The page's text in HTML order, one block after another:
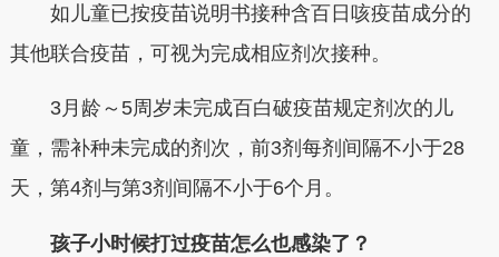
如儿童已按疫苗说明书接种含百日咳疫苗成分的
其他联合疫苗，可视为完成相应剂次接种。
3月龄～5周岁未完成百白破疫苗规定剂次的儿
童，需补种未完成的剂次，前3剂每剂间隔不小于28
天，第4剂与第3剂间隔不小于6个月。
孩子小时候打过疫苗怎么也感染了？